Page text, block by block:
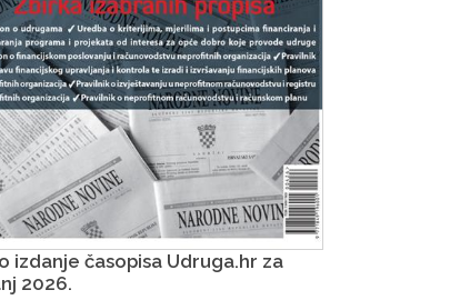
izdanje časopisa Udruga.hr za
2026.